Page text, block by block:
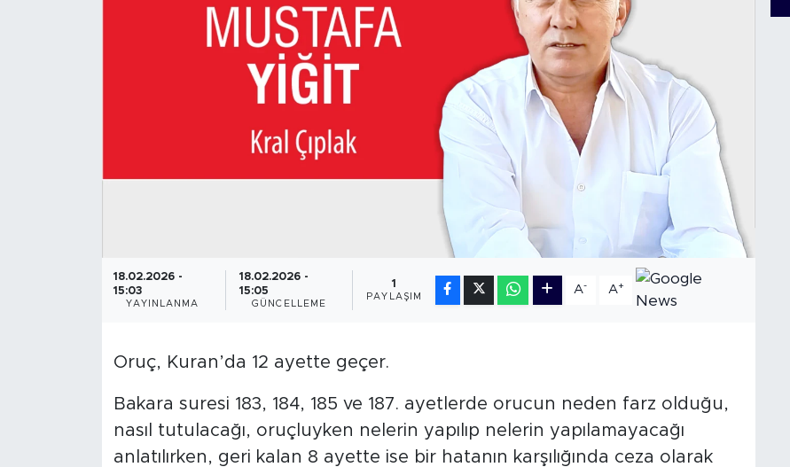
18.02.2026 -
15:03
YAYINLANMA
18.02.2026 -
15:05
GÜNCELLEME
1
PAYLAŞIM
A- A+
Oruç, Kuran’da 12 ayette geçer.
Bakara suresi 183, 184, 185 ve 187. ayetlerde orucun neden farz olduğu,
nasıl tutulacağı, oruçluyken nelerin yapılıp nelerin yapılamayacağı
anlatılırken, geri kalan 8 ayette ise bir hatanın karşılığında ceza olarak